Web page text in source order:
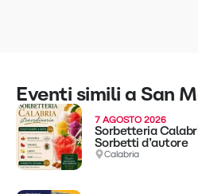
Eventi simili a San
7 AGOSTO 2026
Sorbetteria
Sorbetti d’autore
Calabria